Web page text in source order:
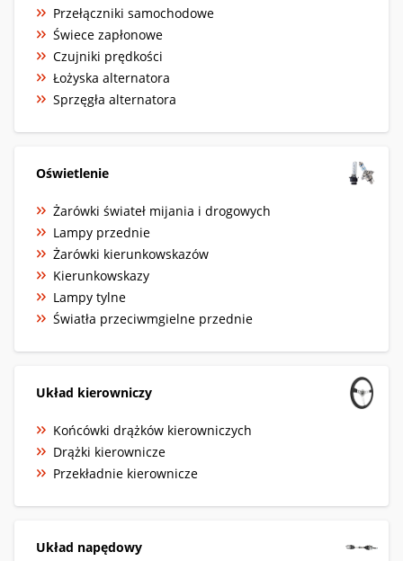
Przełączniki samochodowe
Świece zapłonowe
Czujniki prędkości
Łożyska alternatora
Sprzęgła alternatora
Oświetlenie
Żarówki świateł mijania i drogowych
Lampy przednie
Żarówki kierunkowskazów
Kierunkowskazy
Lampy tylne
Światła przeciwmgielne przednie
Układ kierowniczy
Końcówki drążków kierowniczych
Drążki kierownicze
Przekładnie kierownicze
Układ napędowy